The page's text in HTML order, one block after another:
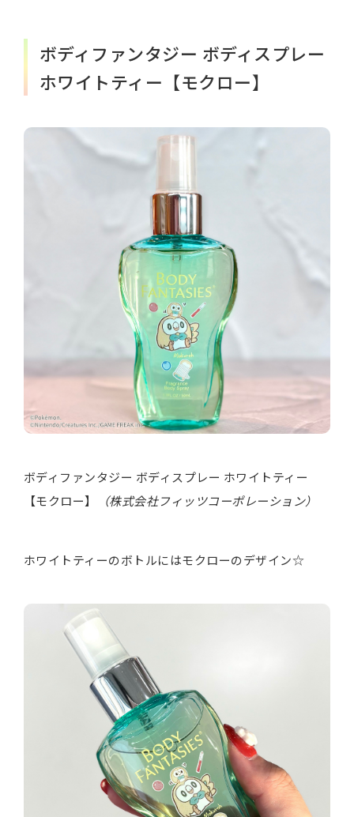
ボディファンタジー ボディスプレー
ホワイトティー【モクロー】
ボディファンタジー ボディスプレー ホワイトティー
【モクロー】
（株式会社フィッツコーポレーション）
ホワイトティーのボトルにはモクローのデザイン☆